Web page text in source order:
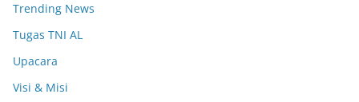
Trending News
Tugas TNI AL
Upacara
Visi & Misi